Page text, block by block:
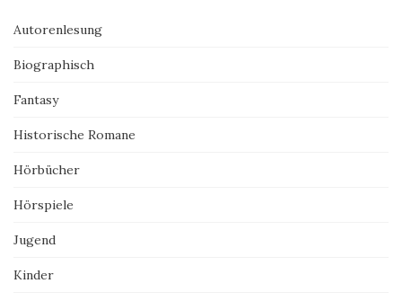
Autorenlesung
Biographisch
Fantasy
Historische Romane
Hörbücher
Hörspiele
Jugend
Kinder